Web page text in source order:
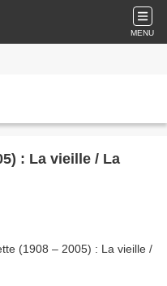
MENU
: La vieille / La